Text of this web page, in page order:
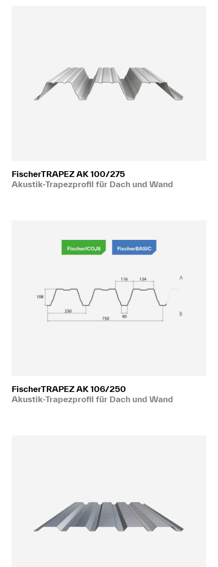
FischerTRAPEZ AK 100/275
Akustik-Trapezprofil für Dach und Wand
FischerTRAPEZ AK 106/250
Akustik-Trapezprofil für Dach und Wand